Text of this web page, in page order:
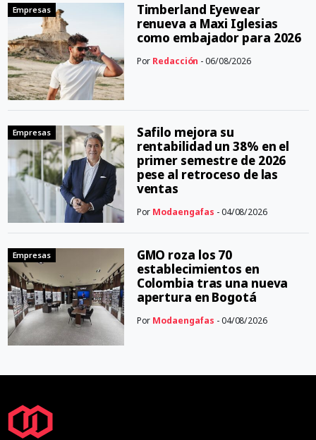
Empresas
Timberland Eyewear
renueva a Maxi Iglesias
como embajador para 2026
Por Redacción - 06/08/2026
Empresas
Safilo mejora su
rentabilidad un 38% en el
primer semestre de 2026
pese al retroceso de las
ventas
Por Modaengafas - 04/08/2026
Empresas
GMO roza los 70
establecimientos en
Colombia tras una nueva
apertura en Bogotá
Por Modaengafas - 04/08/2026